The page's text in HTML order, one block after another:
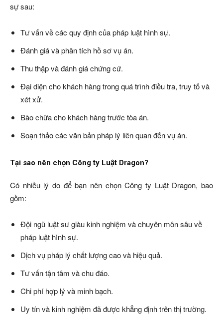
sự sau:
Tư vấn về các quy định của pháp luật hình sự.
Đánh giá và phân tích hồ sơ vụ án.
Thu thập và đánh giá chứng cứ.
Đại diện cho khách hàng trong quá trình điều tra, truy tố và
xét xử.
Bào chữa cho khách hàng trước tòa án.
Soạn thảo các văn bản pháp lý liên quan đến vụ án.
Tại sao nên chọn Công ty Luật Dragon?
Có nhiều lý do để bạn nên chọn Công ty Luật Dragon, bao
gồm:
Đội ngũ luật sư giàu kinh nghiệm và chuyên môn sâu về
pháp luật hình sự.
Dịch vụ pháp lý chất lượng cao và hiệu quả.
Tư vấn tận tâm và chu đáo.
Chi phí hợp lý và minh bạch.
Uy tín và kinh nghiệm đã được khẳng định trên thị trường.